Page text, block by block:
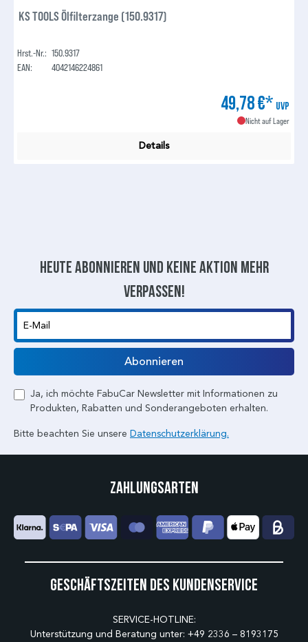
KS TOOLS Ölfilterzange (150.9317)
Hrst.-Nr.: 150.9317
EAN:
4042146224861
49,78 €* UVP
Nicht auf Lager
Details
Heute abonnieren und keine aktion mehr
verpassen!
E-Mail
Abonnieren
Ja, ich möchte FabuCar Newsletter mit Informationen zu
Produkten, Rabatten und Sonderangeboten erhalten.
Bitte beachten Sie unsere Datenschutzerklärung.
Geschäftszeiten des Kundenservice
SERVICE-HOTLINE:
Unterstützung und Beratung unter: +49 2336 – 8193175
Zahlungsarten